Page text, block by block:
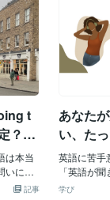
。そし
声」で
どの声
自然と
のひら
みてく
いはず
まま普
伝わ
しました
学習方法
するコース
たりもし
に自己流で
理解してい
理解できて
バレに
にして
てか
の音を
は
ってか
すhear
口をあ
すこ
すよ！
のしく
ないの
すーー
は、英語
罠と、気
でよくある
ます。1.
習の罠罠①
しても、実
出てきませ
k」「
ht a book
練習をし
しまいます
t
？そ
は本当
いに
まで読
記事
あなた
い、た
英語に苦手
「英語が
は多いです
学び